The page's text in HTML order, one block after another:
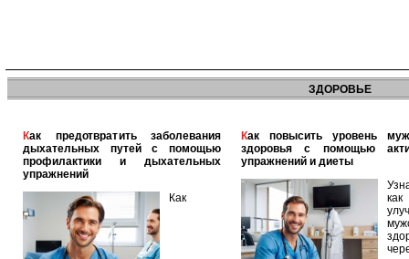
ЗДОРОВЬЕ
Как предотвратить заболевания
дыхательных путей с помощью
профилактики и дыхательных
упражнений
Как
Как повысить уровень мужского
здоровья с помощью
упражнений и диеты
как